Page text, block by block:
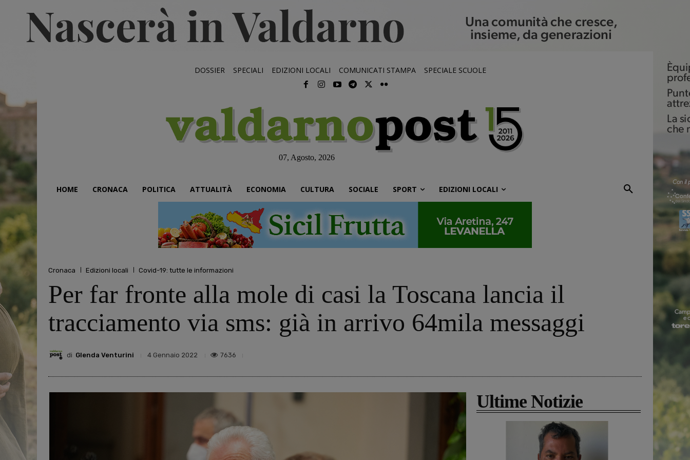
DOSSIER SPECIALI EDIZIONI LOCALI COMUNICATI STAMPA SPECIALE SCUOLE
07, Agosto, 2026
HOME CRONACA POLITICA ATTUALITÀ ECONOMIA CULTURA SOCIALE SPORT EDIZIONI LOCALI
Cronaca Edizioni locali Covid-19: tutte le informazioni
Per far fronte alla mole di casi la Toscana lancia il
tracciamento via sms: già in arrivo 64mila messaggi
di Glenda Venturini 4 Gennaio 2022 7636
Ultime Notizie